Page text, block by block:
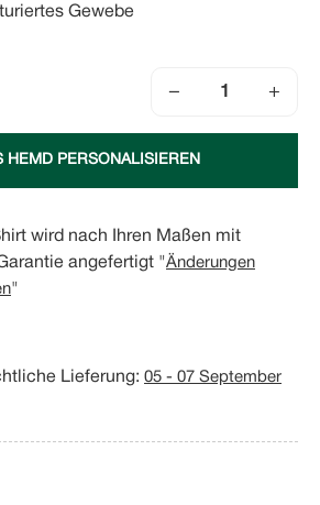
Gewebe
− +
HEMD PERSONALISIEREN
wird nach Ihren Maßen mit
angefertigt "Änderungen
"
Lieferung: 05 - 07 September